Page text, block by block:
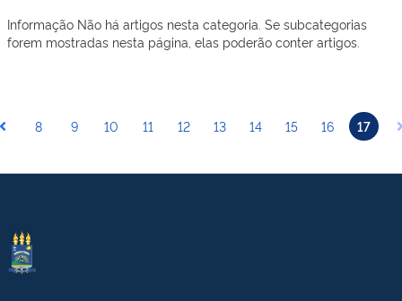
Informação Não há artigos nesta categoria. Se subcategorias
forem mostradas nesta página, elas poderão conter artigos.
8 9 10 11 12 13 14 15 16 17